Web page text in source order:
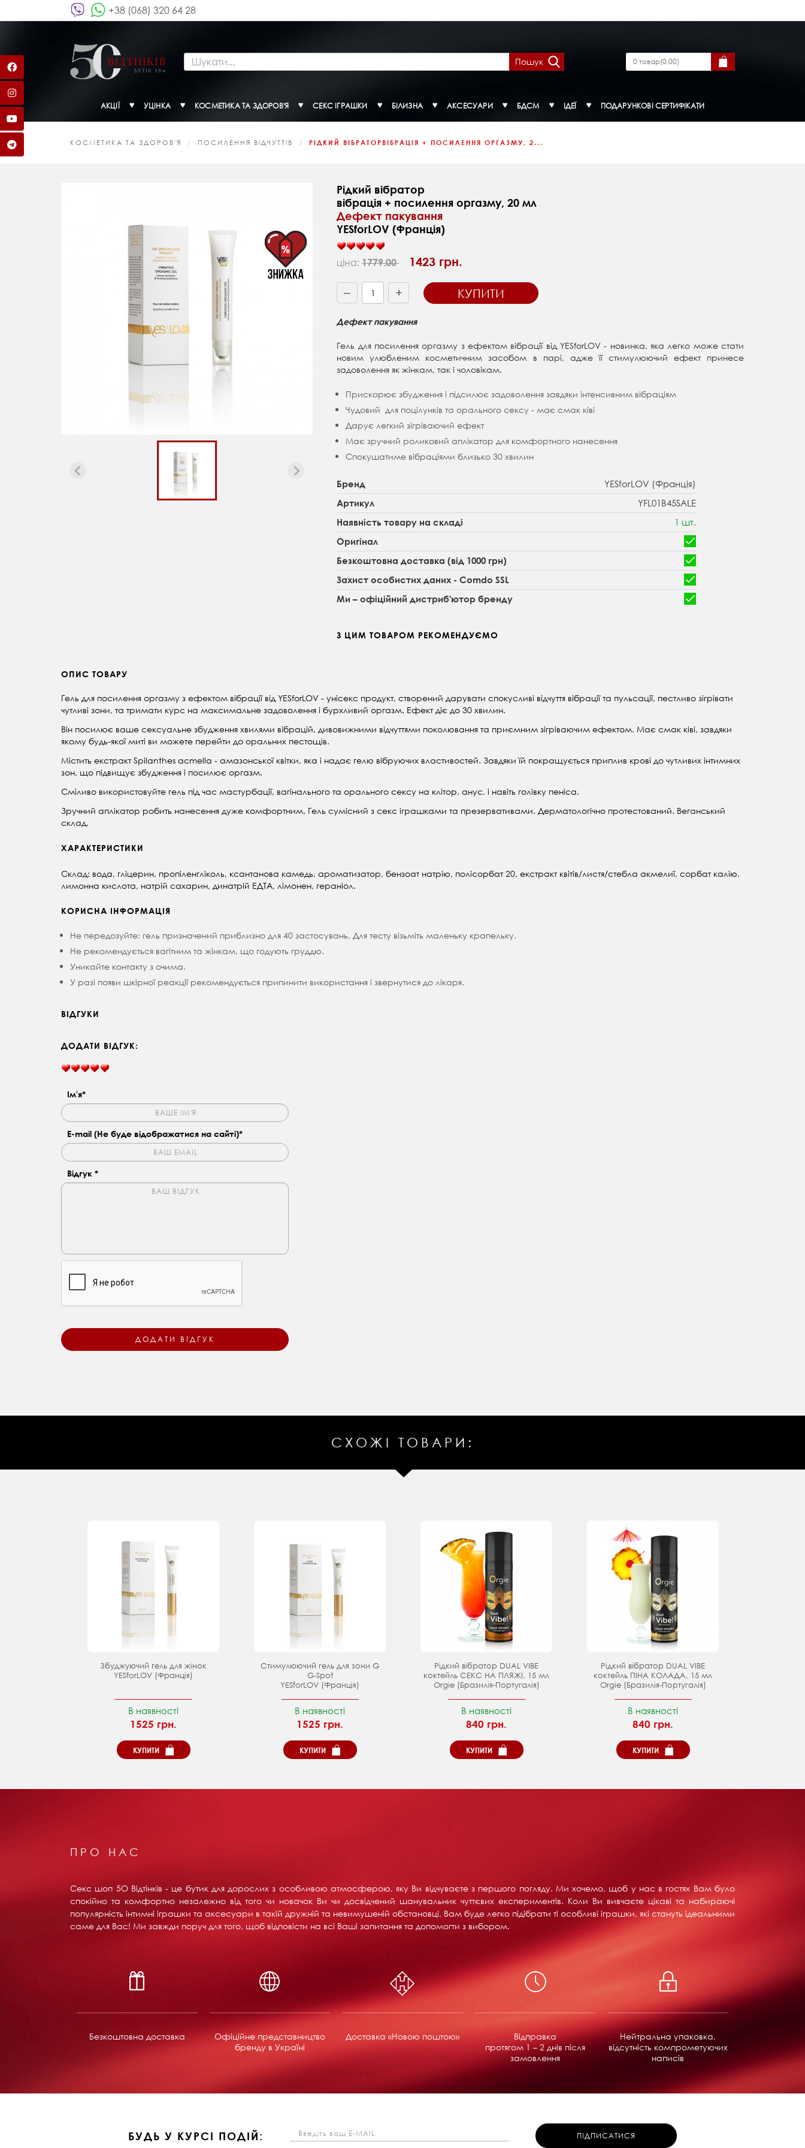
+38 (068) 320 64 28
Пошук 0товар(0.00)
АКЦІЇ УЦІНКА КОСМЕТИКА ТА ЗДОРОВ'Я СЕКС ІГРАШКИ БІЛИЗНА АКСЕСУАРИ БДСМ ІДЕЇ ПОДАРУНКОВІ СЕРТИФІКАТИ
КОСМЕТИКА ТА ЗДОРОВ'Я ПОСИЛЕННЯ ВІДЧУТТІВ РІДКИЙ ВІБРАТОРВІБРАЦІЯ + ПОСИЛЕННЯ ОРГАЗМУ, 2...
Рідкий вібратор
вібрація + посилення оргазму, 20 мл
Дефект пакування
YESforLOV (Франція)
ціна:1779.00 1423 грн.
— + КУПИТИ
Дефект пакування
Гель для посилення оргазму з ефектом вібрації від YESforLOV - новинка, яка легко може стати
новим улюбленим косметичним засобом в парі, адже її стимулюючий ефект принесе
задоволення як жінкам, так і чоловікам.
Прискорює збудження і підсилює задоволення завдяки інтенсивним вібраціям
Чудовий для поцілунків та орального сексу - має смак ківі
Дарує легкий зігріваючий ефект
Має зручний роликовий аплікатор для комфортного нанесення
Спокушатиме вібраціями близько 30 хвилин
Бренд YESforLOV (Франція)
Артикул YFL01B45SALE
Наявність товару на складі 1 шт.
Оригінал
Безкоштовна доставка (від 1000 грн)
Захист особистих даних - Comdo SSL
Ми – офіційний дистриб'ютор бренду
З ЦИМ ТОВАРОМ РЕКОМЕНДУЄМО
ОПИС ТОВАРУ
Гель для посилення оргазму з ефектом вібрації від YESforLOV - унісекс продукт, створений дарувати спокусливі відчуття вібрації та пульсації, пестливо зігрівати
чутливі зони, та тримати курс на максимальне задоволення і бурхливий оргазм. Ефект діє до 30 хвилин.
Він посилює ваше сексуальне збудження хвилями вібрацій, дивовижними відчуттями поколювання та приємним зігріваючим ефектом. Має смак ківі, завдяки
якому будь-якої миті ви можете перейти до оральних пестощів.
Містить екстракт Spilanthes acmella - амазонської квітки, яка і надає гелю вібруючих властивостей. Завдяки їй покращується приплив крові до чутливих інтимних
зон, що підвищує збудження і посилює оргазм.
Сміливо використовуйте гель під час мастурбації, вагінального та орального сексу на клітор, анус, і навіть голівку пеніса.
Зручний аплікатор робить нанесення дуже комфортним. Гель сумісний з секс іграшками та презервативами. Дерматологічно протестований. Веганський
склад.
ХАРАКТЕРИСТИКИ
Склад: вода, гліцерин, пропіленгліколь, ксантанова камедь, ароматизатор, бензоат натрію, полісорбат 20, екстракт квітів/листя/стебла акмелиї, сорбат калію,
лимонна кислота, натрій сахарин, динатрій ЕДТА, лімонен, гераніол.
КОРИСНА ІНФОРМАЦІЯ
Не передозуйте: гель призначений приблизно для 40 застосувань. Для тесту візьміть маленьку крапельку.
Не рекомендується вагітним та жінкам, що годують груддю.
Уникайте контакту з очима.
У разі появи шкірної реакції рекомендується припинити використання і звернутися до лікаря.
ВІДГУКИ
ДОДАТИ ВІДГУК:
Ім'я*
E-mail (Не буде відображатися на сайті)*
Відгук *
СХОЖІ ТОВАРИ:
Збуджуючий гель для жінок
YESforLOV (Франція)
В наявності
1525 грн.
КУПИТИ
Стимулюючий гель для зони G
G-Spot
YESforLOV (Франція)
В наявності
1525 грн.
КУПИТИ
Рідкий вібратор DUAL VIBE
коктейль СЕКС НА ПЛЯЖІ, 15 мл
Orgie (Бразилія-Португалія)
В наявності
840 грн.
КУПИТИ
Рідкий вібратор DUAL VIBE
коктейль ПІНА КОЛАДА, 15 мл
Orgie (Бразилія-Португалія)
В наявності
840 грн.
КУПИТИ
ПРО НАС
Секс шоп 5О Відтінків - це бутик для дорослих з особливою атмосферою, яку Ви відчуваєте з першого погляду. Ми хочемо, щоб у нас в гостях Вам було
спокійно та комфортно незалежно від того чи новачок Ви чи досвідчений шанувальник чуттєвих експериментів. Коли Ви вивчаєте цікаві та набираючі
популярність інтимні іграшки та аксесуари в такій дружній та невимушеній обстановці, Вам буде легко підібрати ті особливі іграшки, які стануть ідеальними
саме для Вас! Ми завжди поруч для того, щоб відповісти на всі Ваші запитання та допомогти з вибором.
Безкоштовна доставка
Офіційне представництво
бренду в Україні
Доставка «Новою поштою»
Відправка
протягом 1 – 2 днів після
замовлення
Нейтральна упаковка,
відсутність компрометуючих
написів
БУДЬ У КУРСІ ПОДІЙ: